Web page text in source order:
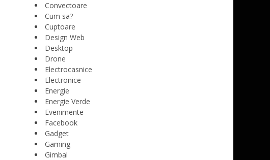
Convectoare
Cum sa?
Cuptoare
Design Web
Desktop
Drone
Electrocasnice
Electronice
Energie
Energie Verde
Evenimente
Facebook
Gadget
Gaming
Gimbal